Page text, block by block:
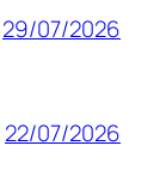
29/07/2026
22/07/2026